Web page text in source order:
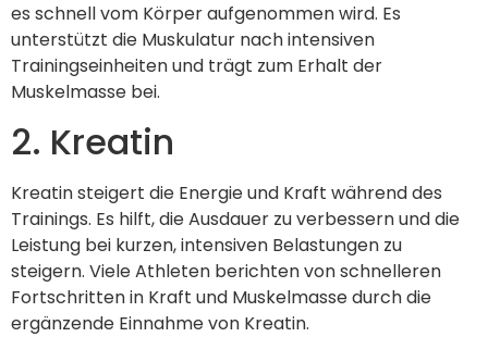
es schnell vom Körper aufgenommen wird. Es
unterstützt die Muskulatur nach intensiven
Trainingseinheiten und trägt zum Erhalt der
Muskelmasse bei.
2. Kreatin
Kreatin steigert die Energie und Kraft während des
Trainings. Es hilft, die Ausdauer zu verbessern und die
Leistung bei kurzen, intensiven Belastungen zu
steigern. Viele Athleten berichten von schnelleren
Fortschritten in Kraft und Muskelmasse durch die
ergänzende Einnahme von Kreatin.